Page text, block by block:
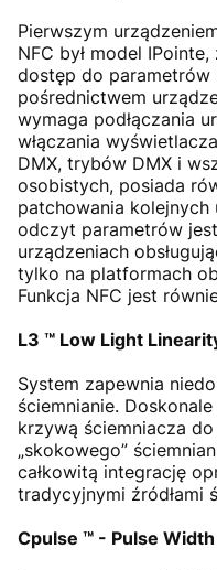
Pierwszym
NFC był model
dostęp do parametrów
pośrednictwem
wymaga podłączania
włączania
DMX, trybów DMX i
osobistych, posiada
patchowania kolejnych
odczyt parametrów
urządzeniach
tylko na platformach
Funkcja NFC jest
L3 ™ Low Light
System zapewnia
ściemnianie.
krzywą ściemniacza
„skokowego”
całkowitą integrację
tradycyjnymi źródłami
Cpulse ™ - Pulse